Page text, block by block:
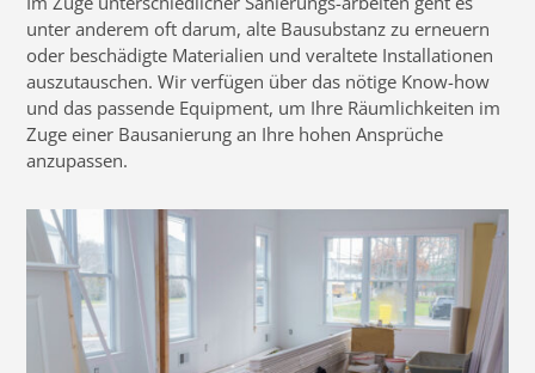
unter anderem oft darum, alte Bausubstanz zu erneuern
oder beschädigte Materialien und veraltete Installationen
auszutauschen. Wir verfügen über das nötige Know-how
und das passende Equipment, um Ihre Räumlichkeiten im
Zuge einer Bausanierung an Ihre hohen Ansprüche
anzupassen.